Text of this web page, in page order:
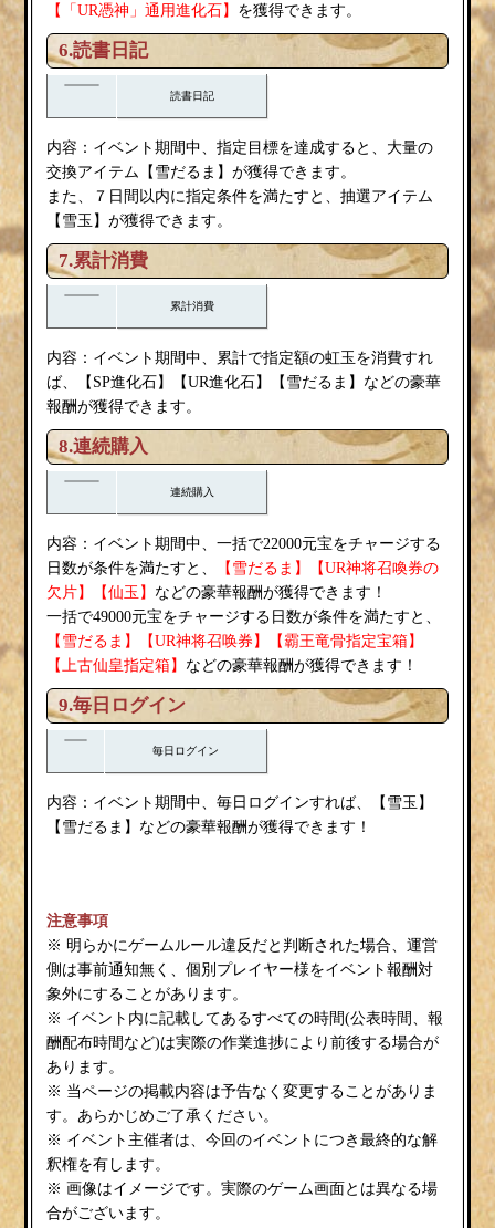
【「UR憑神」通用進化石】 を獲得できます。
6.読書日記
読書日記
内容： イベント期間中、指定目標を達成すると、大量の
交換アイテム【 雪だるま 】が獲得できます。
また、７日間以内に指定条件を満たすと、抽選アイテム
【 雪玉 】が獲得できます。
7.累計消費
累計消費
内容： イベント期間中、累計で指定額の虹玉を消費すれ
ば、【SP進化石】【UR進化石】【 雪だるま 】などの豪華
報酬が獲得できます。
8.連続購入
連続購入
内容： イベント期間中、一括で22000元宝をチャージする
日数が条件を満たすと、
【 雪だるま 】【UR神将召喚券の
欠片】【仙玉】 などの豪華報酬が獲得できます！
一括で49000元宝をチャージする日数が条件を満たすと、
【 雪だるま 】【UR神将召唤券】【霸王竜骨指定宝箱】
【上古仙皇指定箱】 などの豪華報酬が獲得できます！
9.毎日ログイン
毎日ログイン
内容： イベント期間中、毎日ログインすれば、【 雪玉 】
【 雪だるま 】などの豪華報酬が獲得できます！
注意事項
※ 明らかにゲームルール違反だと判断された場合、運営
側は事前通知無く、個別プレイヤー様をイベント報酬対
象外にすることがあります。
※ イベント内に記載してあるすべての時間(公表時間、報
酬配布時間など)は実際の作業進捗により前後する場合が
あります。
※ 当ページの掲載内容は予告なく変更することがありま
す。あらかじめご了承ください。
※ イベント主催者は、今回のイベントにつき最終的な解
釈権を有します。
※ 画像はイメージです。実際のゲーム画面とは異なる場
合がございます。